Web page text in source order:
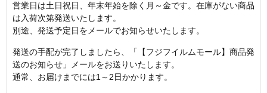
営業日は土日祝日、年末年始を除く月～金です。在庫がない商品
は入荷次第発送いたします。
別途、発送予定日をメールでお知らせいたします。
発送の手配が完了しましたら、「【フジフイルムモール】商品発
送のお知らせ」メールをお送りいたします。
通常、お届けまでには1～2日かかります。